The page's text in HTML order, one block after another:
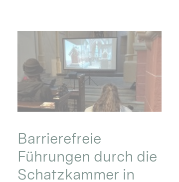
Barrierefreie
Führungen durch die
Schatzkammer in